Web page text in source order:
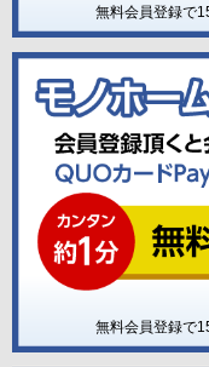
無料会員登録で
無料会員登録で